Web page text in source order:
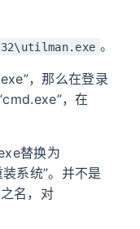
。
，那么在登录
，在
替换为
系统”。并不是
名，对